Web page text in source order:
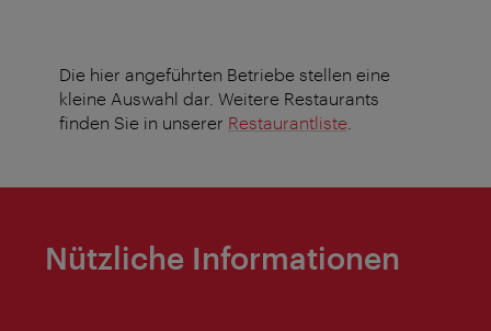
Die hier angeführten Betriebe stellen eine
kleine Auswahl dar. Weitere Restaurants
finden Sie in unserer Restaurantliste
Nützliche Informationen